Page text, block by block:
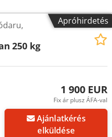
Apróhirdetés
250 kg
1 900 EUR
Fix ár plusz ÁFA-val
Ajánlatkérés
elküldése